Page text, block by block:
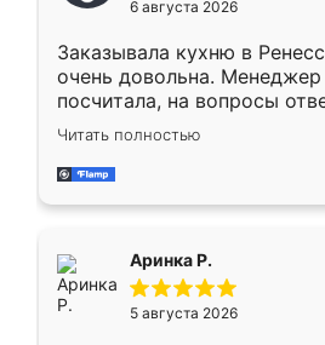
мебели буду заказывать
6 августа 2026
Заказывала кухню в
очень довольна.
посчитала, на вопросы
Замерщик приехал в
делу со всей
за день, ребята работали
Читать полностью
Аринка Р.
5 августа 2026